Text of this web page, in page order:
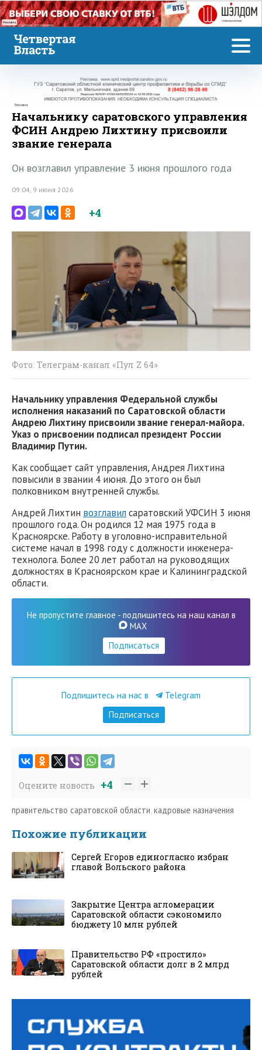
Реклама
Реклама
Начальнику саратовского управления
ФСИН Андрею Лихтину присвоили
звание генерала
Он возглавил управление 3 июня прошлого года
09:04, 9 июня 2026
+4
Фото: Телеграм-канал «Пул Z 64»
Начальнику управления Федеральной службы
исполнения наказаний по Саратовской области
Андрею Лихтину присвоили звание генерал-майора.
Указ о присвоении подписал президент России
Владимир Путин.
Как сообщает сайт управления, Андрея Лихтина
повысили в звании 4 июня. До этого он был
полковником внутренней службы.
Андрей Лихтин возглавил саратовский УФСИН 3 июня
прошлого года. Он родился 12 мая 1975 года в
Красноярске. Работу в уголовно-исправительной
системе начал в 1998 году с должности инженера-
технолога. Более 20 лет работал на руководящих
должностях в Красноярском крае и Калининградской
области.
Не пропустите главное - подпишитесь на наш канал в
MAX
Подписаться
Подпишитесь на нас в
Telegram
Подписаться
Оцените новость +4
правительство саратовской области кадровые назначения
Похожие публикации
Сергей Егоров единогласно избран
главой Вольского района
Закрытие Центра агломерации
Саратовской области сэкономило
бюджету 10 млн рублей
Правительство РФ «простило»
Саратовской области долг в 2 млрд
рублей